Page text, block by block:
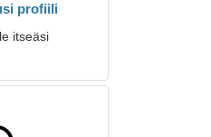
profiili
itseäsi